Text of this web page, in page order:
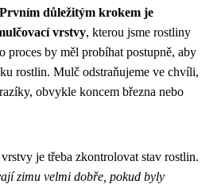
Prvním důležitým krokem je
vrstvy, kterou jsme rostliny
proces by měl probíhat postupně, aby
rostlin. Mulč odstraňujeme ve chvíli,
obvykle koncem března nebo
je třeba zkontrolovat stav rostlin.
zimu velmi dobře, pokud byly